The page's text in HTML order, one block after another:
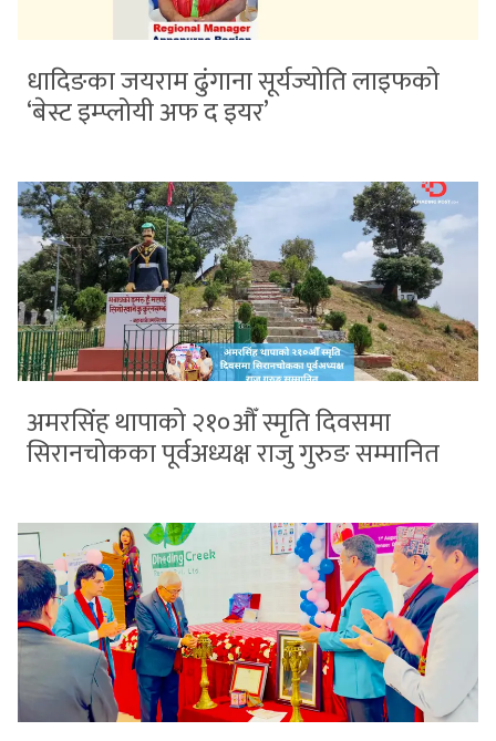
धादिङका जयराम ढुंगाना सूर्यज्योति लाइफको
‘बेस्ट इम्प्लोयी अफ द इयर’
अमरसिंह थापाको २१०औँ स्मृति दिवसमा
सिरानचोकका पूर्वअध्यक्ष राजु गुरुङ सम्मानित